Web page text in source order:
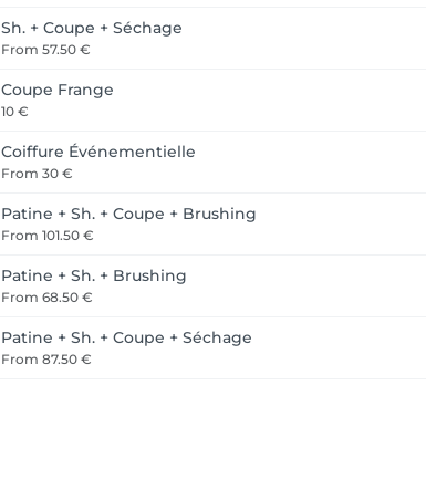
Sh. + Coupe + Séchage
From 57.50 €
Coupe Frange
10 €
Coiffure Événementielle
From 30 €
Patine + Sh. + Coupe + Brushing
From 101.50 €
Patine + Sh. + Brushing
From 68.50 €
Patine + Sh. + Coupe + Séchage
From 87.50 €